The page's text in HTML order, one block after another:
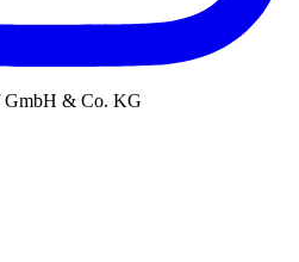
GmbH & Co. KG